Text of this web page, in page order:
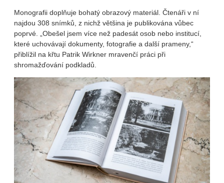
Monografii doplňuje bohatý obrazový materiál. Čtenáři v ní
najdou 308 snímků, z nichž většina je publikována vůbec
poprvé. „Obešel jsem více než padesát osob nebo institucí,
které uchovávají dokumenty, fotografie a další prameny,“
přiblížil na křtu Patrik Wirkner mravenčí práci při
shromažďování podkladů.